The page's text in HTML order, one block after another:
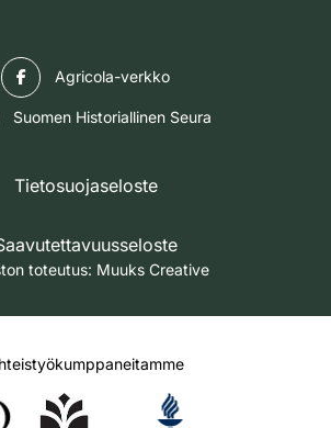
Agricola-verkko
Suomen Historiallinen Seura
Tietosuojaseloste
toteutus: Muuks Creative